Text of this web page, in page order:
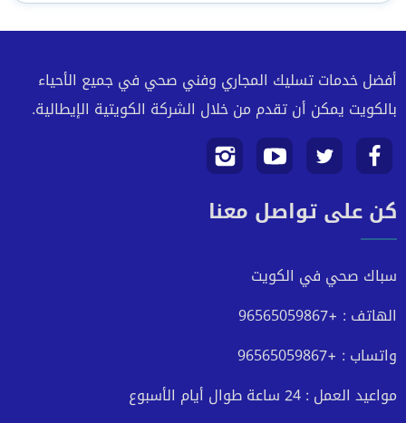
أفضل خدمات تسليك المجاري وفني صحي في جميع الأحياء
بالكويت يمكن أن تقدم من خلال الشركة الكويتية الإيطالية.
تابعنا
على
تابعنا
على
تابعنا
على
تابعنا
علىكن على تواصل معنا
سباك صحي في الكويت
الهاتف : +96565059867
واتساب : +96565059867
مواعيد العمل : 24 ساعة طوال أيام الأسبوع